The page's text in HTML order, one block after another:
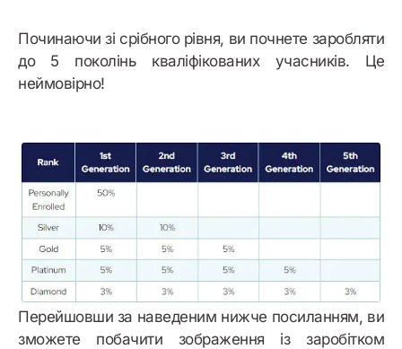
Починаючи зі срібного рівня, ви почнете заробляти
до 5 поколінь кваліфікованих учасників. Це
неймовірно!
Перейшовши за наведеним нижче посиланням, ви
зможете побачити зображення із заробітком